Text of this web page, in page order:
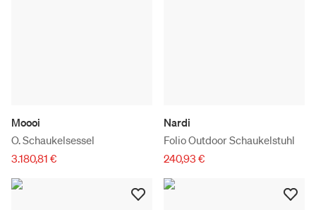
Moooi
O. Schaukelsessel
3.180,81 €
Nardi
Folio Outdoor Schaukelstuhl
240,93 €